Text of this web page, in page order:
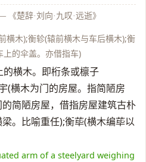
《楚辞·刘向·九叹·远逝》
横木);衡轸(辕前横木与车后横木);衡
上的伞盖。亦借指车)
横木。即桁条或檩子
(横木为门的房屋。指简陋房
简陋房屋，借指房屋建筑古朴
。比喻重任);衡荜(横木编荜以
arm of a steelyard weighing